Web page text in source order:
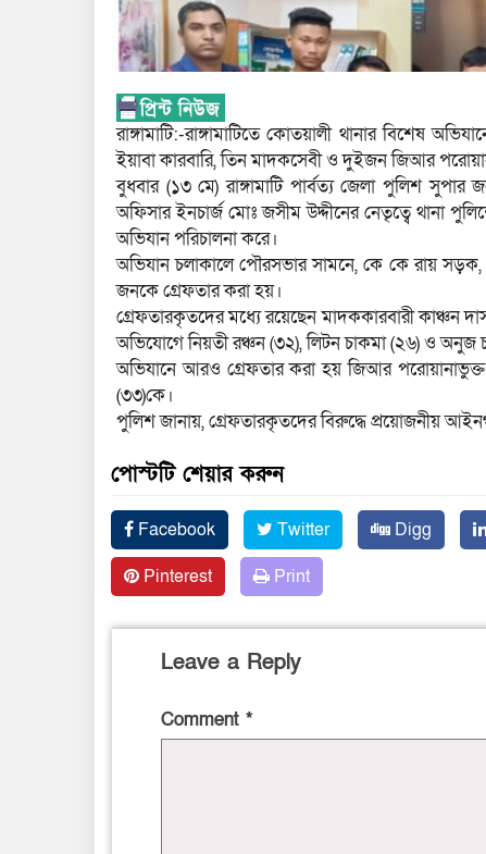
রাঙ্গামাটি:-রাঙ্গামাটিতে কোতয়ালী থানার বিশেষ
ইয়াবা কারবারি, তিন মাদকসেবী ও দুইজন জিআর
বুধবার (১৩ মে) রাঙ্গামাটি পার্বত্য জেলা পুলিশ
অফিসার ইনচার্জ মোঃ জসীম উদ্দীনের নেতৃত্বে থানা
অভিযান পরিচালনা করে।
অভিযান চলাকালে পৌরসভার সামনে, কে কে রায় সড়ক,
জনকে গ্রেফতার করা হয়।
গ্রেফতারকৃতদের মধ্যে রয়েছেন মাদককারবারী কাঞ্চন
অভিযোগে নিয়তী রঞ্চন (৩২), লিটন চাকমা (২৬) ও
অভিযানে আরও গ্রেফতার করা হয় জিআর
(৩৩)কে।
পুলিশ জানায়, গ্রেফতারকৃতদের বিরুদ্ধে প্রয়োজনীয়
পোস্টটি শেয়ার করুন
Facebook Twitter Digg
Pinterest
Print
Leave a Reply
Comment *